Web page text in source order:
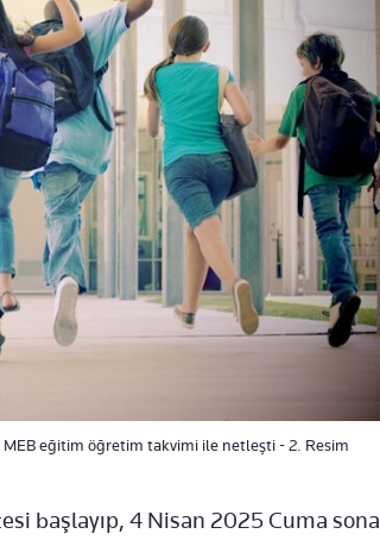
eğitim öğretim takvimi ile netleşti - 2. Resim
başlayıp, 4 Nisan 2025 Cuma sona